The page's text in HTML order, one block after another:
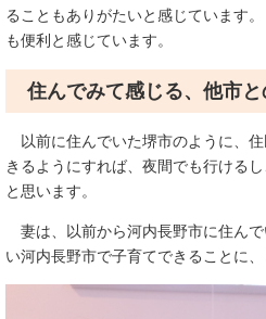
ることもありがたいと感じています
も便利と感じています。
住んでみて感じる、他市
以前に住んでいた堺市のように、
きるようにすれば、夜間でも行ける
と思います。
妻は、以前から河内長野市に住ん
い河内長野市で子育てできることに、